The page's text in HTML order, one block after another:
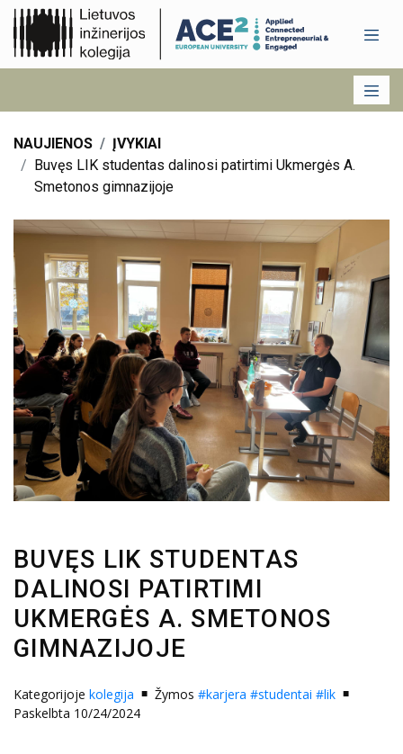
NAUJIENOS
ĮVYKIAI
Buvęs LIK studentas dalinosi patirtimi Ukmergės A.
Smetonos gimnazijoje
BUVĘS LIK STUDENTAS
DALINOSI PATIRTIMI
UKMERGĖS A. SMETONOS
GIMNAZIJOJE
Kategorijoje kolegija Žymos #karjera #studentai #lik
Paskelbta 10/24/2024